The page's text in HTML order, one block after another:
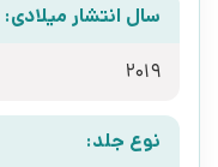
سال انتشار میلادی:
2019
نوع جلد: